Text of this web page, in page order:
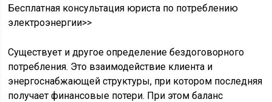
Бесплатная консультация юриста по потреблению
электроэнергии>>
Существует и другое определение бездоговорного
потребления. Это взаимодействие клиента и
энергоснабжающей структуры, при котором последняя
получает финансовые потери. При этом баланс